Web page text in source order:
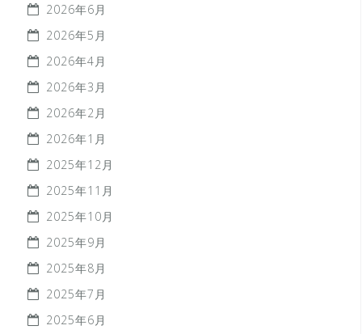
2026年6月
2026年5月
2026年4月
2026年3月
2026年2月
2026年1月
2025年12月
2025年11月
2025年10月
2025年9月
2025年8月
2025年7月
2025年6月